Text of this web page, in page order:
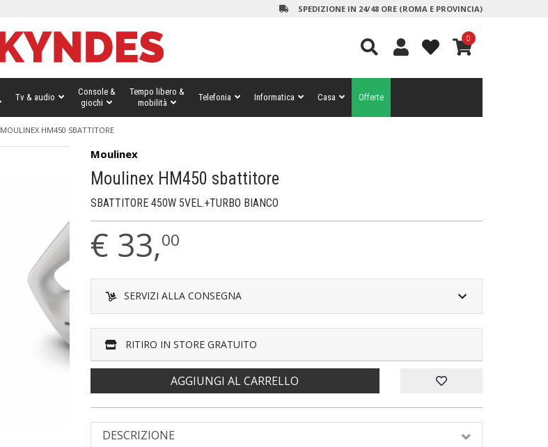
SPEDIZIONE IN 24/48 ORE (ROMA E PROVINCIA)
0
Tv & audio
Console &
giochi
Tempo libero &
mobilità
Telefonia Informatica Casa Offerte
MOULINEX HM450 SBATTITORE
Moulinex
Moulinex HM450 sbattitore
SBATTITORE 450W 5VEL.+TURBO BIANCO
€ 33,00
SERVIZI ALLA CONSEGNA
RITIRO IN STORE GRATUITO
AGGIUNGI AL CARRELLO
DESCRIZIONE